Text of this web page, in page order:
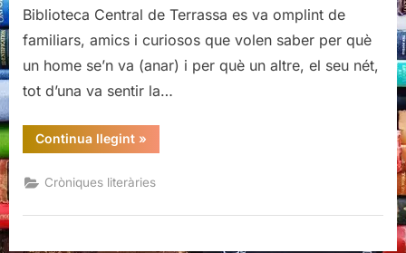
se’n
va,
de
Biblioteca Central de Terrassa es va omplint de
familiars, amics i curiosos que volen saber per què
un home se’n va (anar) i per què un altre, el seu nét,
tot d’una va sentir la…
Continua llegint“Presentació
d’Un
que
se’n
de
»
Cròniques literàries